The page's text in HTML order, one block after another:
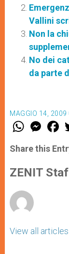
Vallini
Non la
No dei
da parte
MAGGIO 14, 2009
W
t
s
p
p
M
e
s
e
g
e
F
a
e
b
o
k
Share this
ZENIT
View all articles